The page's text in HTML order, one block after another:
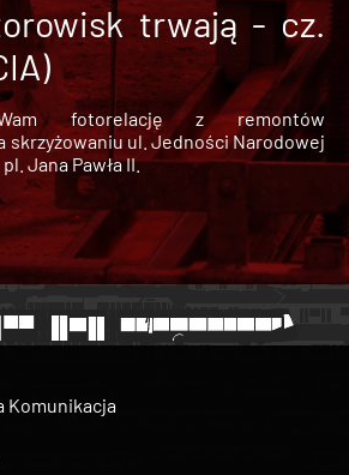
trwają - cz.
Wam fotorelację z remontów
skrzyżowaniu ul. Jedności Narodowej
Jana Pawła II.
Komunikacja